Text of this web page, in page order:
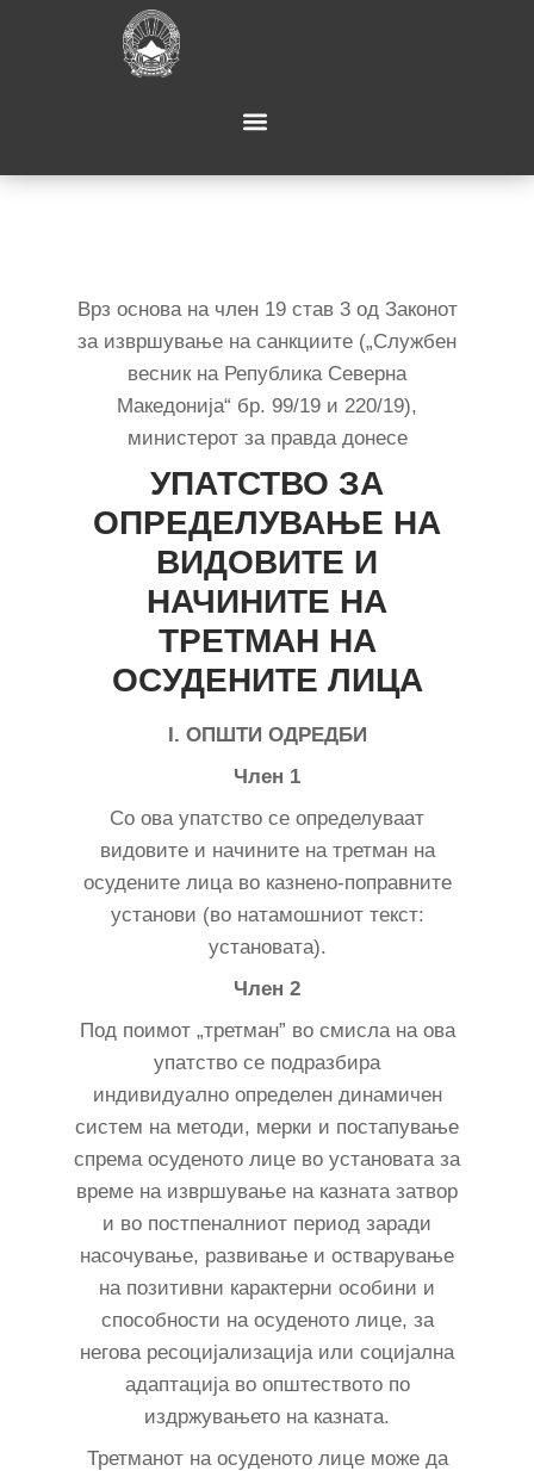
Врз основа на член 19 став 3 од Законот
за извршување на санкциите („Службен
весник на Република Северна
Македонија“ бр. 99/19 и 220/19),
министерот за правда донесе
УПАТСТВО ЗА
ОПРЕДЕЛУВАЊЕ НА
ВИДОВИТЕ И
НАЧИНИТЕ НА
ТРЕТМАН НА
ОСУДЕНИТЕ ЛИЦА
I. ОПШТИ ОДРЕДБИ
Член 1
Со ова упатство се определуваат
видовите и начините на третман на
осудените лица во казнено-поправните
установи (во натамошниот текст:
установата).
Член 2
Под поимот „третман” во смисла на ова
упатство се подразбира
индивидуално определен динамичен
систем на методи, мерки и постапување
спрема осуденото лице во установата за
време на извршување на казната затвор
и во постпеналниот период заради
насочување, развивање и остварување
на позитивни карактерни особини и
способности на осуденото лице, за
негова ресоцијализација или социјална
адаптација во општеството по
издржувањето на казната.
Третманот на осуденото лице може да